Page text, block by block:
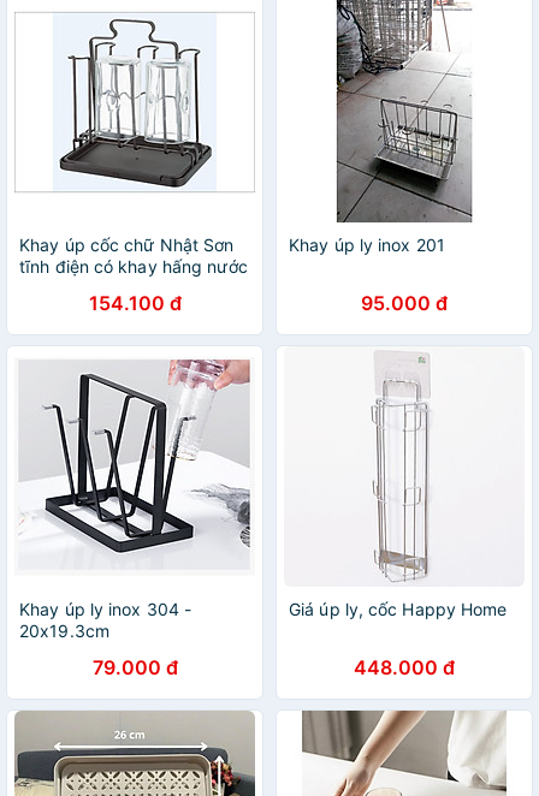
Khay úp cốc chữ Nhật Sơn
tĩnh điện có khay hấng nước
154.100 đ
Khay úp ly inox 201
95.000 đ
Khay úp ly inox 304 -
20x19.3cm
79.000 đ
Giá úp ly, cốc Happy Home
448.000 đ